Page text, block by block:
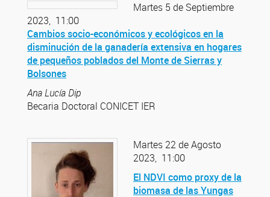
Martes 5 de Septiembre
2023, 11:00
Cambios socio-económicos y ecológicos en la
disminución de la ganadería extensiva en hogares
de pequeños poblados del Monte de Sierras y
Bolsones
Ana Lucía Dip
Becaria Doctoral CONICET IER
Martes 22 de Agosto
2023, 11:00
El NDVI como proxy de la
biomasa de las Yungas